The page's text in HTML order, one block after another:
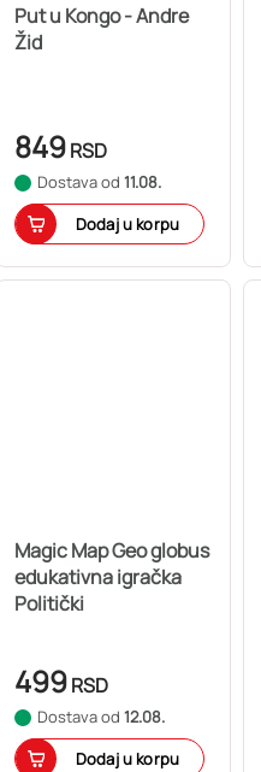
Put u Kongo - Andre
Žid
849RSD
Dostava od 11.08.
Dodaj u korpu
Magic Map Geo globus
edukativna igračka
Politički
499RSD
Dostava od 12.08.
Dodaj u korpu